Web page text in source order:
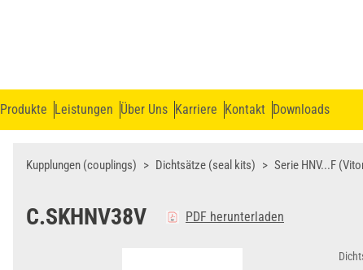
Produkte Leistungen Über Uns Karriere Kontakt Downloads
Kupplungen (couplings) Dichtsätze (seal kits) Serie HNV...F
C.SKHNV38V PDF herunterladen